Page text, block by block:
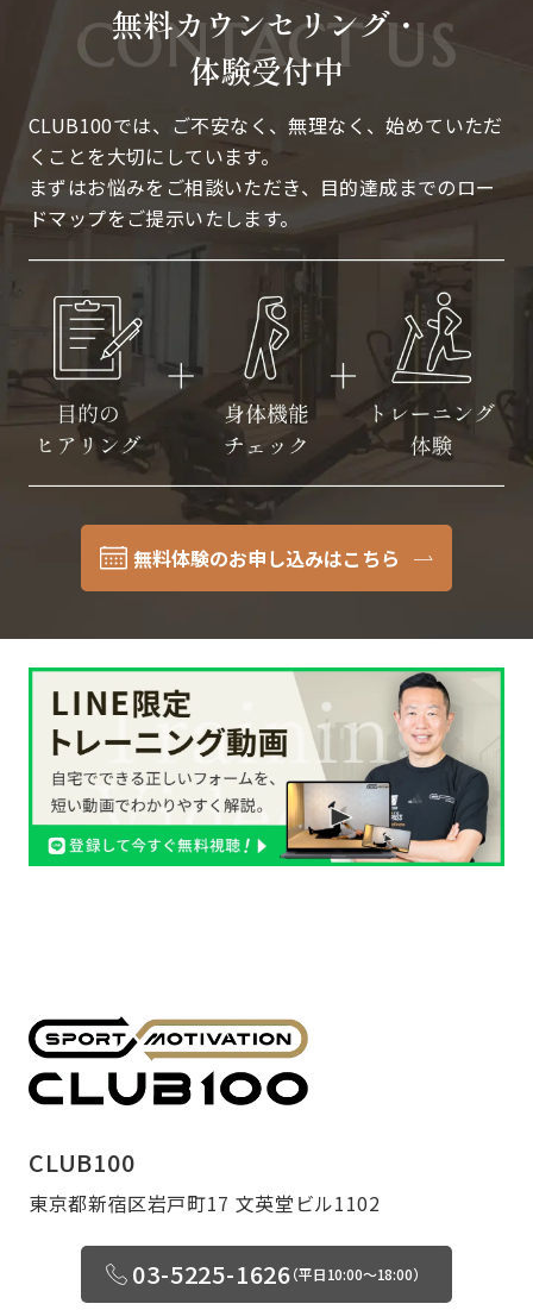
無料カウンセリング・
体験受付中
CLUB100では、ご不安なく、無理なく、始めていただ
くことを大切にしています。
まずはお悩みをご相談いただき、目的達成までのロー
ドマップをご提示いたします。
無料体験のお申し込みはこちら
CLUB100
東京都新宿区岩戸町17 文英堂ビル1102
03-5225-1626（平日10:00〜18:00）